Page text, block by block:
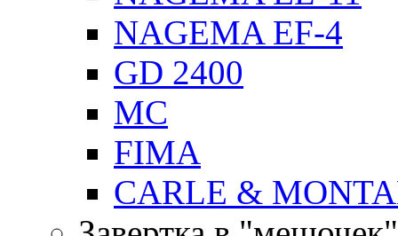
NAGEMA EF-4
GD 2400
MC
FIMA
CARLE &